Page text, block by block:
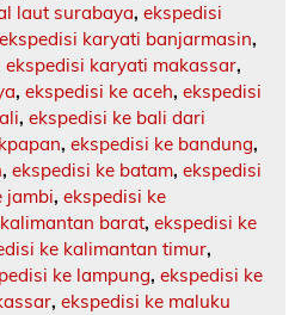
laut surabaya, ekspedisi
ekspedisi karyati banjarmasin,
ekspedisi karyati makassar,
, ekspedisi ke aceh, ekspedisi
, ekspedisi ke bali dari
, ekspedisi ke bandung,
, ekspedisi ke batam, ekspedisi
jambi, ekspedisi ke
barat, ekspedisi ke
ke kalimantan timur,
ke lampung, ekspedisi ke
, ekspedisi ke maluku